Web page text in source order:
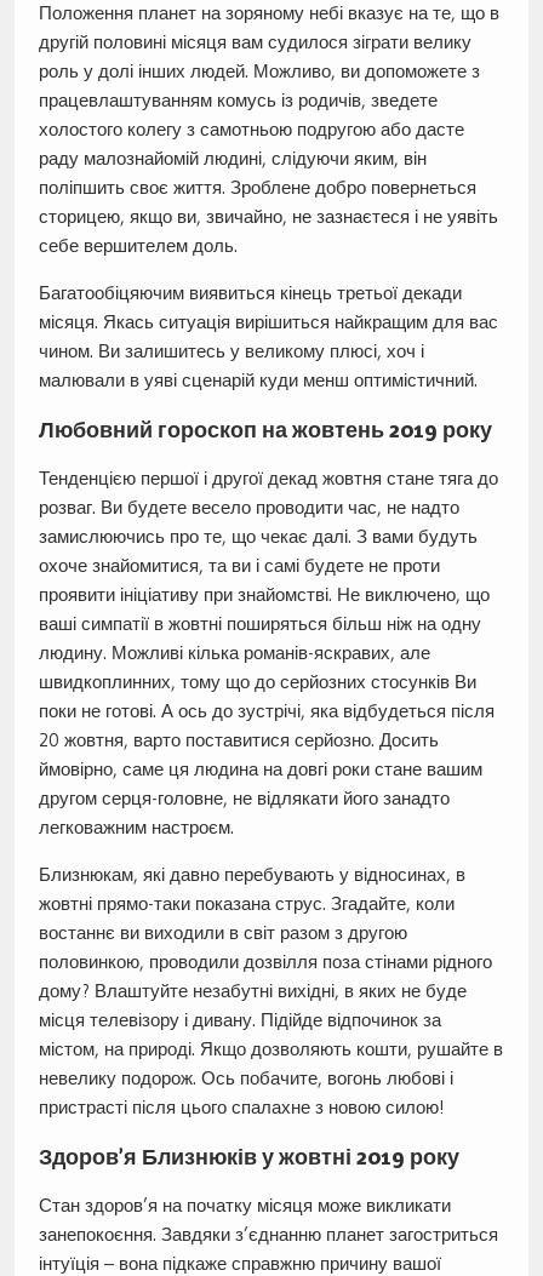
Положення планет на зоряному небі вказує на те, що в
другій половині місяця вам судилося зіграти велику
роль у долі інших людей. Можливо, ви допоможете з
працевлаштуванням комусь із родичів, зведете
холостого колегу з самотньою подругою або дасте
раду малознайомій людині, слідуючи яким, він
поліпшить своє життя. Зроблене добро повернеться
сторицею, якщо ви, звичайно, не зазнаєтеся і не уявіть
себе вершителем доль.
Багатообіцяючим виявиться кінець третьої декади
місяця. Якась ситуація вирішиться найкращим для вас
чином. Ви залишитесь у великому плюсі, хоч і
малювали в уяві сценарій куди менш оптимістичний.
Любовний гороскоп на жовтень 2019 року
Тенденцією першої і другої декад жовтня стане тяга до
розваг. Ви будете весело проводити час, не надто
замислюючись про те, що чекає далі. З вами будуть
охоче знайомитися, та ви і самі будете не проти
проявити ініціативу при знайомстві. Не виключено, що
ваші симпатії в жовтні поширяться більш ніж на одну
людину. Можливі кілька романів-яскравих, але
швидкоплинних, тому що до серйозних стосунків Ви
поки не готові. А ось до зустрічі, яка відбудеться після
20 жовтня, варто поставитися серйозно. Досить
ймовірно, саме ця людина на довгі роки стане вашим
другом серця-головне, не відлякати його занадто
легковажним настроєм.
Близнюкам, які давно перебувають у відносинах, в
жовтні прямо-таки показана струс. Згадайте, коли
востаннє ви виходили в світ разом з другою
половинкою, проводили дозвілля поза стінами рідного
дому? Влаштуйте незабутні вихідні, в яких не буде
місця телевізору і дивану. Підійде відпочинок за
містом, на природі. Якщо дозволяють кошти, рушайте в
невелику подорож. Ось побачите, вогонь любові і
пристрасті після цього спалахне з новою силою!
Здоров’я Близнюків у жовтні 2019 року
Стан здоров’я на початку місяця може викликати
занепокоєння. Завдяки з’єднанню планет загостриться
інтуїція – вона підкаже справжню причину вашої